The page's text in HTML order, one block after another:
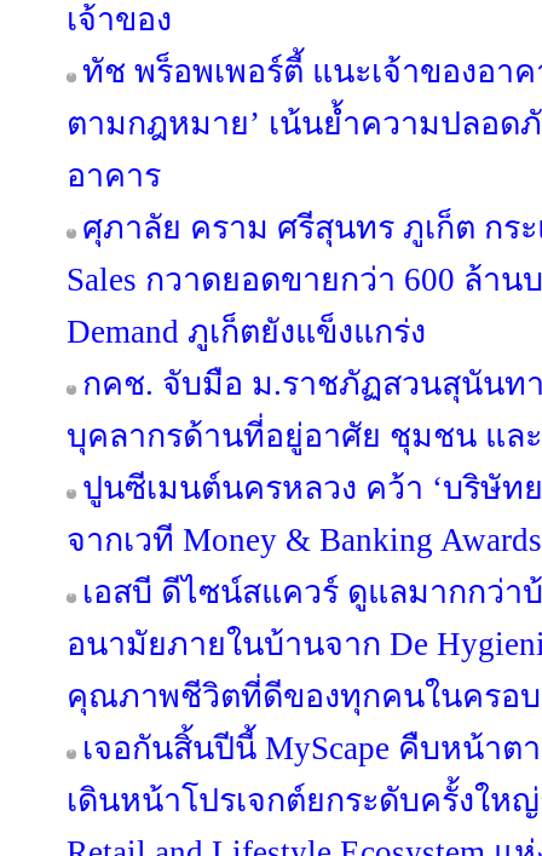
เจ้าของ
ทัช พร็อพเพอร์ตี้ แนะเจ้าของอา
ตามกฎหมาย’ เน้นย้ำความปลอด
อาคาร
ศุภาลัย คราม ศรีสุนทร ภูเก็ต กร
Sales กวาดยอดขายกว่า 600 ล้าน
Demand ภูเก็ตยังแข็งแกร่ง
กคช. จับมือ ม.ราชภัฏสวนสุนัน
บุคลากรด้านที่อยู่อาศัย ชุมชน และ
ปูนซีเมนต์นครหลวง คว้า ‘บริษัท
จากเวที Money & Banking
เอสบี ดีไซน์สแควร์ ดูแลมากกว่า
อนามัยภายในบ้านจาก De
คุณภาพชีวิตที่ดีของทุกคนในครอ
เจอกันสิ้นปีนี้ MyScape คืบหน้า
เดินหน้าโปรเจกต์ยกระดับครั้งให